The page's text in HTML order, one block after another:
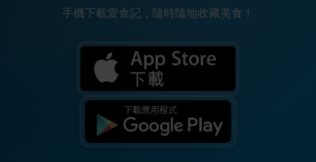
手機下載愛食記，隨時隨地收藏美食！